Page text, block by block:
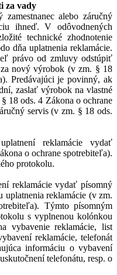
za vady
alebo záručný
ihneď. V odôvodnených
technické zhodnotenie
dňa uplatnenia reklamácie.
právo od zmluvy odstúpiť
nový výrobok (v zm. § 18
Predávajúci je povinný, ak
zaslať výrobok na vlastné
18 ods. 4 Zákona o ochrane
servis (v zm. § 18 ods.
reklamácie vydať
o ochrane spotrebiteľa).
protokolu.
reklamácie vydať písomný
uplatnenia reklamácie (v zm.
Týmto písomným
s vyplnenou kolónkou
vybavenie reklamácie, list
reklamácie, telefonát
informáciu o vybavení
telefonátu, resp. o